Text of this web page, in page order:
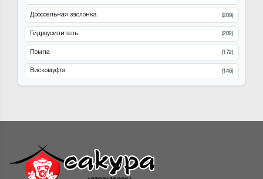
Дроссельная заслонка (209)
Гидроусилитель (202)
Помпа (172)
Вискомуфта (146)